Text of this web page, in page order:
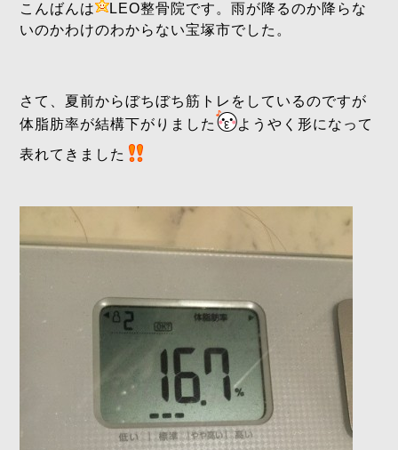
こんばんは
LEO整骨院です。雨が降るのか降らな
いのかわけのわからない宝塚市でした。
さて、夏前からぼちぼち筋トレをしているのですが
体脂肪率が結構下がりました
ようやく形になって
表れてきました